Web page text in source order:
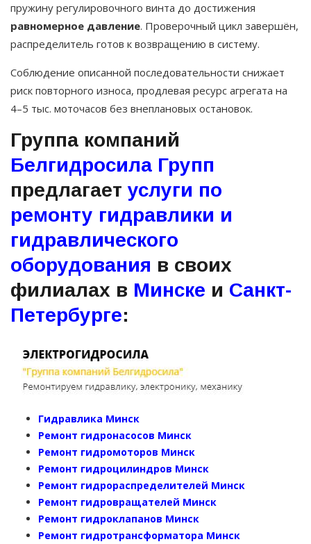
пружину регулировочного винта до достижения
равномерное давление. Проверочный цикл завершён,
распределитель готов к возвращению в систему.
Соблюдение описанной последовательности снижает
риск повторного износа, продлевая ресурс агрегата на
4–5 тыс. моточасов без внеплановых остановок.
Группа компаний
Белгидросила Групп
предлагает услуги по
ремонту гидравлики и
гидравлического
оборудования в своих
филиалах в Минске и Санкт-
Петербурге:
Гидравлика Минск
Ремонт гидронасосов Минск
Ремонт гидромоторов Минск
Ремонт гидроцилиндров Минск
Ремонт гидрораспределителей Минск
Ремонт гидровращателей Минск
Ремонт гидроклапанов Минск
Ремонт гидротрансформатора Минск